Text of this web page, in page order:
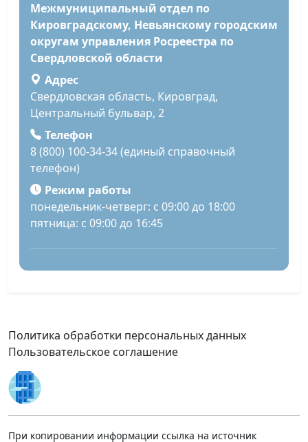
Межмуниципальный отдел по
Кировградскому, Невьянскому городским
округам управления Росреестра по
Свердловской области
Адрес
Свердловская область, Кировград,
Центральный бульвар, 2
Телефон
8 (800) 100-34-34 (единый справочный
телефон)
Режим работы
понедельник-четверг: с 09:00 до 18:00
пятница: с 09:00 до 16:45
Политика обработки персональных данных
Пользовательское соглашение
При копировании информации ссылка на источник